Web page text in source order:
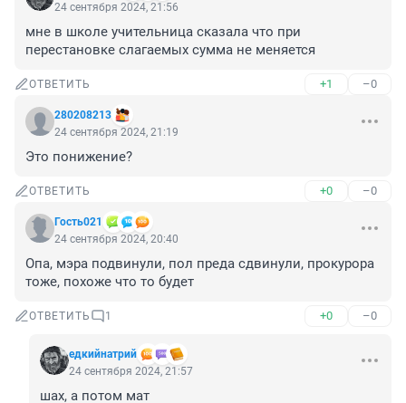
24 сентября 2024, 21:56
мне в школе учительница сказала что при
перестановке слагаемых сумма не меняется
ОТВЕТИТЬ +1 –0
280208213
24 сентября 2024, 21:19
Это понижение?
ОТВЕТИТЬ +0 –0
Гость021
24 сентября 2024, 20:40
Опа, мэра подвинули, пол преда сдвинули, прокурора
тоже, похоже что то будет
ОТВЕТИТЬ 1 +0 –0
едкийнатрий
24 сентября 2024, 21:57
шах, а потом мат